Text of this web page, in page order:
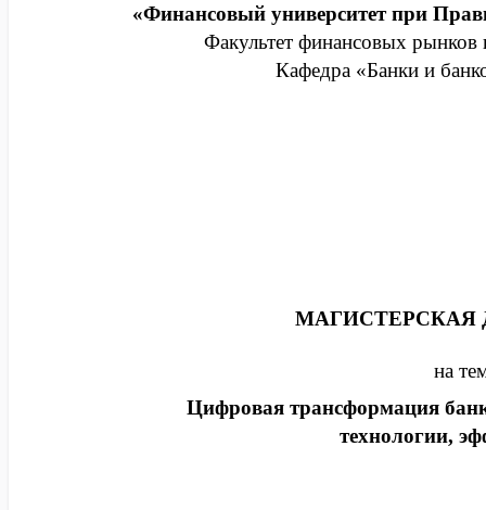
«Финансовый университет при
Факультет финансовых
Кафедра «Банки и
МАГИСТЕРСКАЯ
на
Цифровая трансформация
технологии,